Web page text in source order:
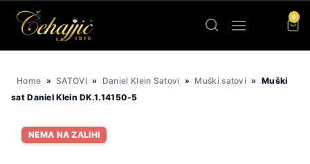
0
Home » SATOVI » Daniel Klein Satovi » Muški satovi » Muški
sat Daniel Klein DK.1.14150-5
NEMA NA ZALIHI